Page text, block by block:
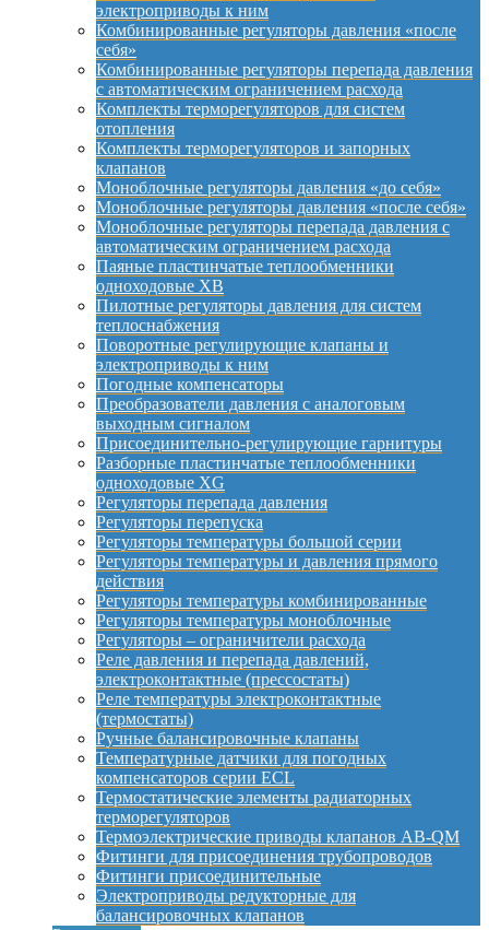
электроприводы к ним
Комбинированные регуляторы давления «после
себя»
Комбинированные регуляторы перепада давления
с автоматическим ограничением расхода
Комплекты терморегуляторов для систем
отопления
Комплекты терморегуляторов и запорных
клапанов
Моноблочные регуляторы давления «до себя»
Моноблочные регуляторы давления «после себя»
Моноблочные регуляторы перепада давления с
автоматическим ограничением расхода
Паяные пластинчатые теплообменники
одноходовые XB
Пилотные регуляторы давления для систем
теплоснабжения
Поворотные регулирующие клапаны и
электроприводы к ним
Погодные компенсаторы
Преобразователи давления с аналоговым
выходным сигналом
Присоединительно-регулирующие гарнитуры
Разборные пластинчатые теплообменники
одноходовые XG
Регуляторы перепада давления
Регуляторы перепуска
Регуляторы температуры большой серии
Регуляторы температуры и давления прямого
действия
Регуляторы температуры комбинированные
Регуляторы температуры моноблочные
Регуляторы – ограничители расхода
Реле давления и перепада давлений,
электроконтактные (прессостаты)
Реле температуры электроконтактные
(термостаты)
Ручные балансировочные клапаны
Температурные датчики для погодных
компенсаторов серии ECL
Термостатические элементы радиаторных
терморегуляторов
Термоэлектрические приводы клапанов AB-QM
Фитинги для присоединения трубопроводов
Фитинги присоединительные
Электроприводы редукторные для
балансировочных клапанов